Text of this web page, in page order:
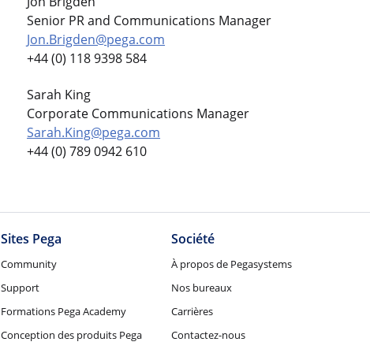
Senior PR and Communications Manager
Jon.Brigden@pega.com
+44 (0) 118 9398 584
Sarah King
Corporate Communications Manager
Sarah.King@pega.com
+44 (0) 789 0942 610
Sites Pega
Community
Support
Formations Pega Academy
Conception des produits Pega
Société
À propos de Pegasystems
Nos bureaux
Carrières
Contactez-nous